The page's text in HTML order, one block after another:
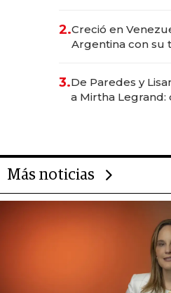
2.Creció en
Argentina con su
las marcas "fast
3.De Paredes y
a Mirtha Legrand:
Más noticias